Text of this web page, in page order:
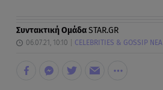
Συντακτική ΟμάδαSTAR.GR
06.07.21, 10:10 CELEBRITIES & GOSSIP ΝΕΑ